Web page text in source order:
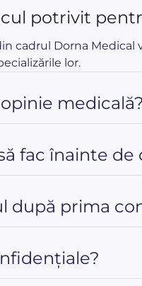
potrivit
cadrul Dorna Medical
lor.
medicală?
fac înainte de
după prima